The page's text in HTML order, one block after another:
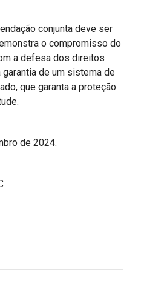
conjunta deve ser
o compromisso do
a defesa dos direitos
de um sistema de
que garanta a proteção
de 2024.